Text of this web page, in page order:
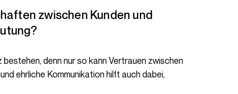
ehrliche Kommunikation hilft auch dabei,